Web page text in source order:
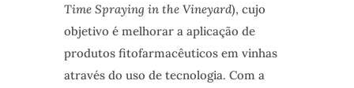
Time Spraying in the Vineyard), cujo
objetivo é melhorar a aplicação de
produtos fitofarmacêuticos em vinhas
através do uso de tecnologia. Com a